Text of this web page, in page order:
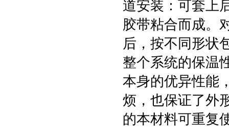
道安装：可套上
胶带粘合而成。
后，按不同形状
整个系统的保温
本身的优异性能
烦，也保证了外
的本材料可重复